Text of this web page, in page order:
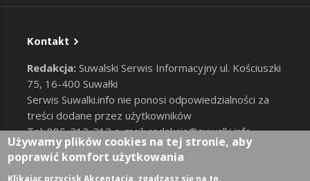
Kontakt
Redakcja: Suwalski Serwis Informacyjny ul. Kościuszki
75, 16-400 Suwałki
Serwis Suwalki.info nie ponosi odpowiedzialności za
treści dodane przez użytkowników
Tel: 885-212-212 e-mail:redakcja@suwalki.info,
reklama@suwalki.info
RODO |Cookies
Używamy plików cookies na tej stronie, aby
poprawić komfort użytkowania
Klikając przycisk Akceptacja, zgadzasz się na to.